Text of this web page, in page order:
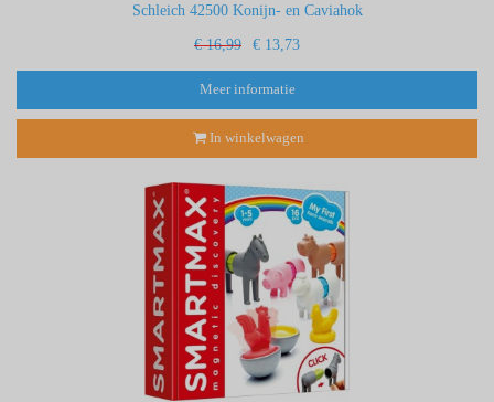
Schleich 42500 Konijn- en Caviahok
€ 16,99 € 13,73
Meer informatie
In winkelwagen